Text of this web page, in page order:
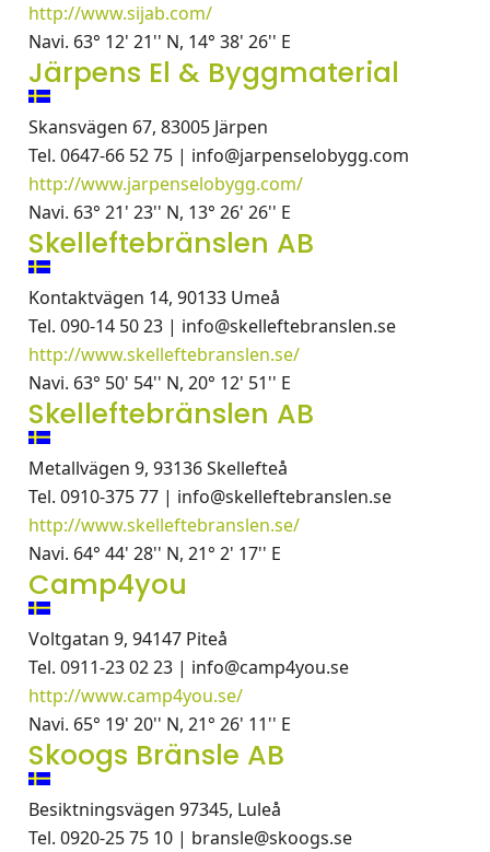
http://www.sijab.com/
Navi. 63° 12' 21'' N, 14° 38' 26'' E
Järpens El & Byggmaterial
Skansvägen 67, 83005 Järpen
Tel. 0647-66 52 75 | info@jarpenselobygg.com
http://www.jarpenselobygg.com/
Navi. 63° 21' 23'' N, 13° 26' 26'' E
Skelleftebränslen AB
Kontaktvägen 14, 90133 Umeå
Tel. 090-14 50 23 | info@skelleftebranslen.se
http://www.skelleftebranslen.se/
Navi. 63° 50' 54'' N, 20° 12' 51'' E
Skelleftebränslen AB
Metallvägen 9, 93136 Skellefteå
Tel. 0910-375 77 | info@skelleftebranslen.se
http://www.skelleftebranslen.se/
Navi. 64° 44' 28'' N, 21° 2' 17'' E
Camp4you
Voltgatan 9, 94147 Piteå
Tel. 0911-23 02 23 | info@camp4you.se
http://www.camp4you.se/
Navi. 65° 19' 20'' N, 21° 26' 11'' E
Skoogs Bränsle AB
Besiktningsvägen 97345, Luleå
Tel. 0920-25 75 10 | bransle@skoogs.se